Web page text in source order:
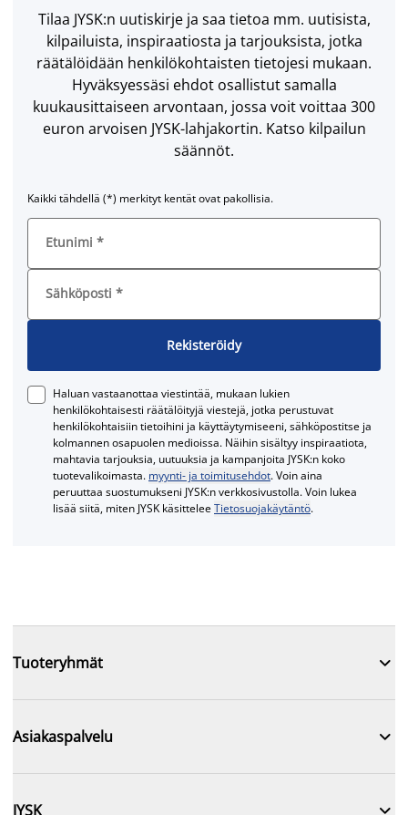
Tilaa JYSK:n uutiskirje ja saa tietoa mm. uutisista,
kilpailuista, inspiraatiosta ja tarjouksista, jotka
räätälöidään henkilökohtaisten tietojesi mukaan.
Hyväksyessäsi ehdot osallistut samalla
kuukausittaiseen arvontaan, jossa voit voittaa 300
euron arvoisen JYSK-lahjakortin. Katso kilpailun
säännöt.
Kaikki tähdellä (*) merkityt kentät ovat pakollisia.
Etunimi *
Sähköposti *
Rekisteröidy
Haluan vastaanottaa viestintää, mukaan lukien
henkilökohtaisesti räätälöityjä viestejä, jotka perustuvat
henkilökohtaisiin tietoihini ja käyttäytymiseeni, sähköpostitse ja
kolmannen osapuolen medioissa. Näihin sisältyy inspiraatiota,
mahtavia tarjouksia, uutuuksia ja kampanjoita JYSK:n koko
tuotevalikoimasta. myynti- ja toimitusehdot. Voin aina
peruuttaa suostumukseni JYSK:n verkkosivustolla. Voin lukea
lisää siitä, miten JYSK käsitteleeTietosuojakäytäntö.
Tuoteryhmät 
Asiakaspalvelu 
JYSK 